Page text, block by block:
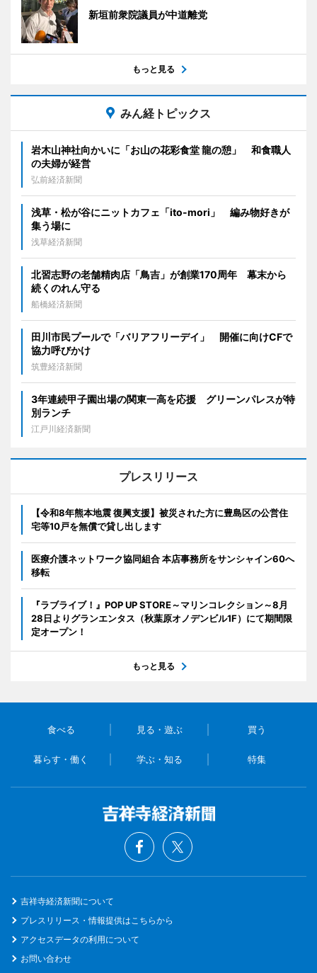
新垣前衆院議員が中道離党
もっと見る
みん経トピックス
岩木山神社向かいに「お山の花彩食堂 龍の憩」 和食職人
の夫婦が経営
弘前経済新聞
浅草・松が谷にニットカフェ「ito-mori」 編み物好きが
集う場に
浅草経済新聞
北習志野の老舗精肉店「鳥吉」が創業170周年 幕末から
続くのれん守る
船橋経済新聞
田川市民プールで「バリアフリーデイ」 開催に向けCFで
協力呼びかけ
筑豊経済新聞
3年連続甲子園出場の関東一高を応援 グリーンパレスが特
別ランチ
江戸川経済新聞
プレスリリース
【令和8年熊本地震 復興支援】被災された方に豊島区の公営住
宅等10戸を無償で貸し出します
医療介護ネットワーク協同組合 本店事務所をサンシャイン60へ
移転
『ラブライブ！』POP UP STORE～マリンコレクション～8月
28日よりグランエンタス（秋葉原オノデンビル1F）にて期間限
定オープン！
もっと見る
食べる 見る・遊ぶ 買う
暮らす・働く 学ぶ・知る 特集
吉祥寺経済新聞について
プレスリリース・情報提供はこちらから
アクセスデータの利用について
お問い合わせ